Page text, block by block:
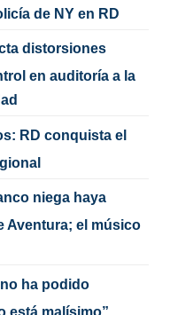
de NY en RD
distorsiones
en auditoría a la
RD conquista el
niega haya
Aventura; el músico
ha podido
está malísimo”